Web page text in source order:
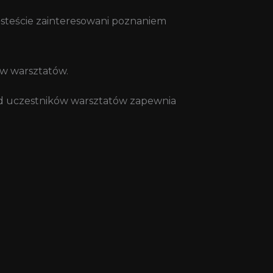
zainteresowani poznaniem
warsztatów.
uczestników warsztatów zapewnia